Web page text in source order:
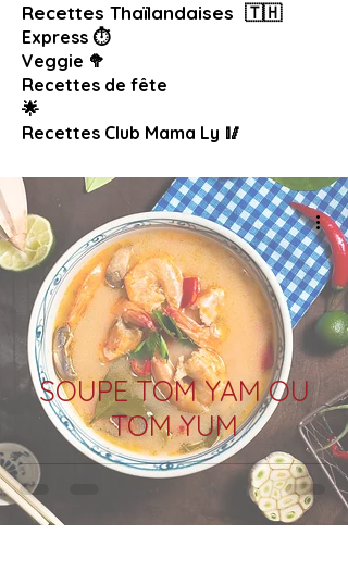
Recettes Thaïlandaises 🇹🇭
Express ⏱️
Veggie 🥦
Recettes de fête
🌟
Recettes Club Mama Ly 🥢
SOUPE TOM YAM OU
TOM YUM